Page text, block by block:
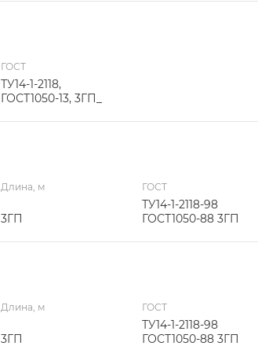
ГОСТ
ТУ14-1-2118,
ГОСТ1050-13, 3ГП_
Длина, м
3ГП
ГОСТ
ТУ14-1-2118-98
ГОСТ1050-88 3ГП
Длина, м
3ГП
ГОСТ
ТУ14-1-2118-98
ГОСТ1050-88 3ГП